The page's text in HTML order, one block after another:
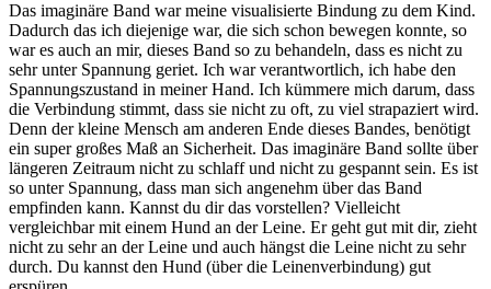
Das imaginäre Band war meine visualisierte Bindung zu dem Kind.
Dadurch das ich diejenige war, die sich schon bewegen konnte, so
war es auch an mir, dieses Band so zu behandeln, dass es nicht zu
sehr unter Spannung geriet. Ich war verantwortlich, ich habe den
Spannungszustand in meiner Hand. Ich kümmere mich darum, dass
die Verbindung stimmt, dass sie nicht zu oft, zu viel strapaziert wird.
Denn der kleine Mensch am anderen Ende dieses Bandes, benötigt
ein super großes Maß an Sicherheit. Das imaginäre Band sollte über
längeren Zeitraum nicht zu schlaff und nicht zu gespannt sein. Es ist
so unter Spannung, dass man sich angenehm über das Band
empfinden kann. Kannst du dir das vorstellen? Vielleicht
vergleichbar mit einem Hund an der Leine. Er geht gut mit dir, zieht
nicht zu sehr an der Leine und auch hängst die Leine nicht zu sehr
durch. Du kannst den Hund (über die Leinenverbindung) gut